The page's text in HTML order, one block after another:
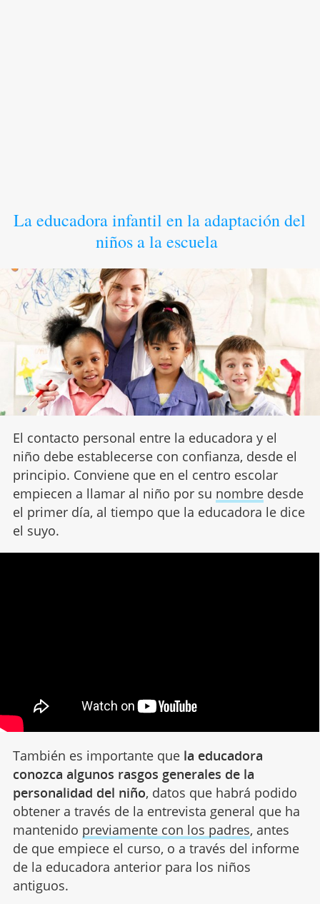
La educadora infantil en la adaptación del
niños a la escuela
El contacto personal entre la educadora y el
niño debe establecerse con confianza, desde el
principio. Conviene que en el centro escolar
empiecen a llamar al niño por su nombredesde
el primer día, al tiempo que la educadora le dice
el suyo.
También es importante que la educadora
conozca algunos rasgos generales de la
personalidad del niño, datos que habrá podido
obtener a través de la entrevista general que ha
mantenido previamente con los padres, antes
de que empiece el curso, o a través del informe
de la educadora anterior para los niños
antiguos.